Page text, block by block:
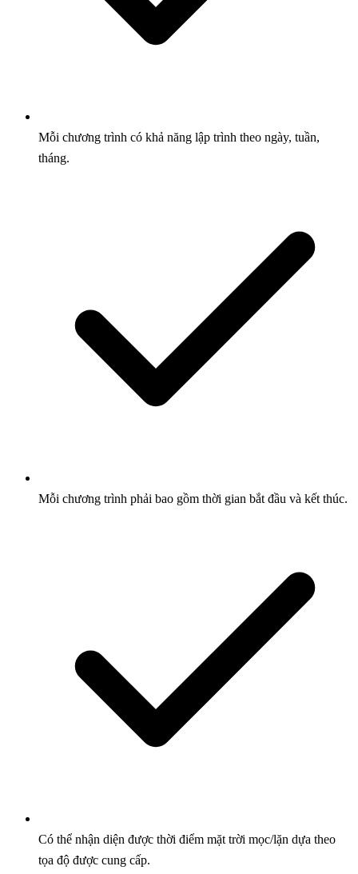
Mỗi chương trình có khả năng lập trình theo ngày, tuần,
tháng.
Mỗi chương trình phải bao gồm thời gian bắt đầu và kết thúc.
Có thể nhận diện được thời điểm mặt trời mọc/lặn dựa theo
tọa độ được cung cấp.